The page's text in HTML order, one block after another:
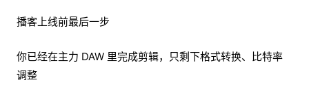
播客上线前最后一步
你已经在主力 DAW 里完成剪辑，只剩下格式转换、比特率
调整